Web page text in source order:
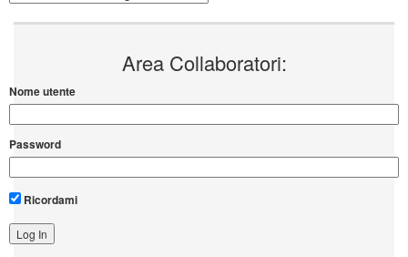
Area Collaboratori:
Nome utente
Password
Ricordami